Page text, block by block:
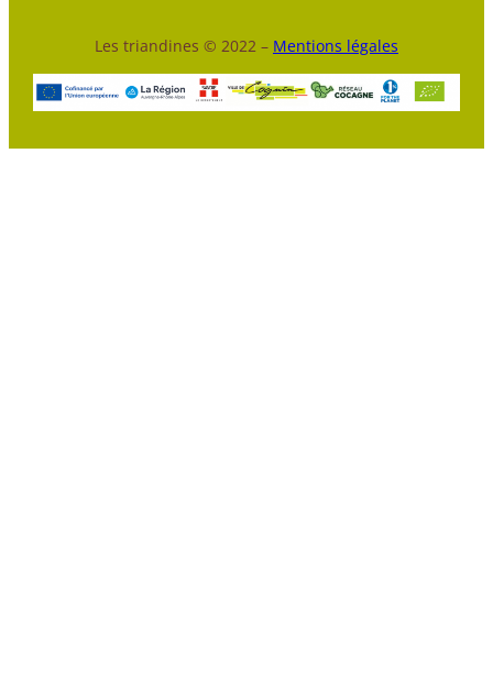
Les triandines © 2022 – Mentions légales